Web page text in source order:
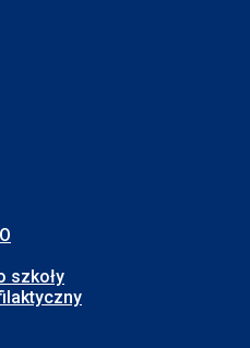
szkoły